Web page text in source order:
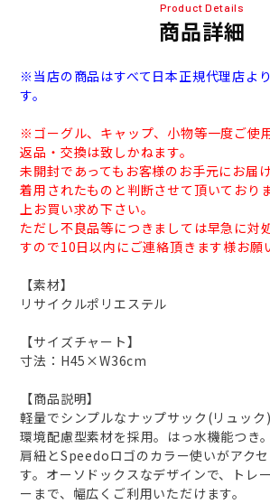
Product Details
商品詳細
※当店の商品はすべて日本正規代理店よ
す。
※ゴーグル、キャップ、小物等一度ご使
返品・交換は致しかねます。
未開封であってもお客様のお手元にお届
着用されたものと判断させて頂いており
上お買い求め下さい。
ただし不良品等につきましては早急に対
すので10日以内にご連絡頂きます様お願
【素材】
リサイクルポリエステル
【サイズチャート】
寸法：H45×W36cm
【商品説明】
軽量でシンプルなナップサック(リュック)
環境配慮型素材を採用。はっ水機能つき。
肩紐とSpeedoロゴのカラー使いがアク
す。オーソドックスなデザインで、トレ
ーまで、幅広くご利用いただけます。